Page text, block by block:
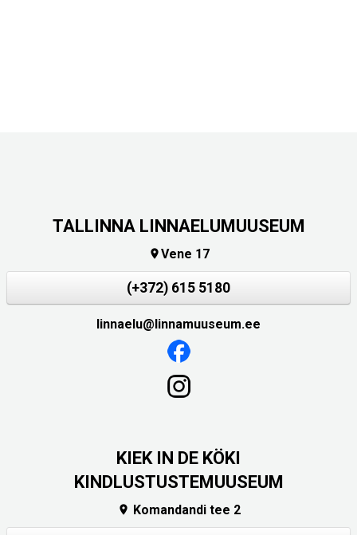
TALLINNA LINNAELUMUUSEUM
Vene 17
(+372) 615 5180
linnaelu@linnamuuseum.ee
KIEK IN DE KÖKI
KINDLUSTUSTEMUUSEUM
 Komandandi tee 2